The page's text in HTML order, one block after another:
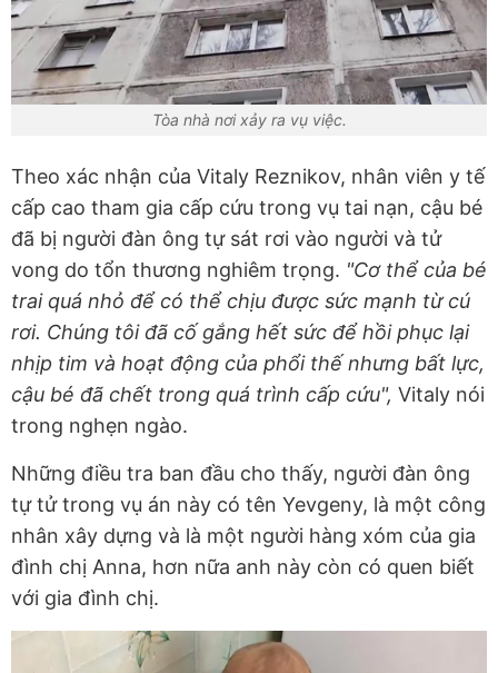
Tòa nhà nơi xảy ra vụ việc.
Theo xác nhận của Vitaly Reznikov, nhân viên y tế
cấp cao tham gia cấp cứu trong vụ tai nạn, cậu bé
đã bị người đàn ông tự sát rơi vào người và tử
vong do tổn thương nghiêm trọng. "Cơ thể của bé
trai quá nhỏ để có thể chịu được sức mạnh từ cú
rơi. Chúng tôi đã cố gắng hết sức để hồi phục lại
nhịp tim và hoạt động của phổi thế nhưng bất lực,
cậu bé đã chết trong quá trình cấp cứu", Vitaly nói
trong nghẹn ngào.
Những điều tra ban đầu cho thấy, người đàn ông
tự tử trong vụ án này có tên Yevgeny, là một công
nhân xây dựng và là một người hàng xóm của gia
đình chị Anna, hơn nữa anh này còn có quen biết
với gia đình chị.